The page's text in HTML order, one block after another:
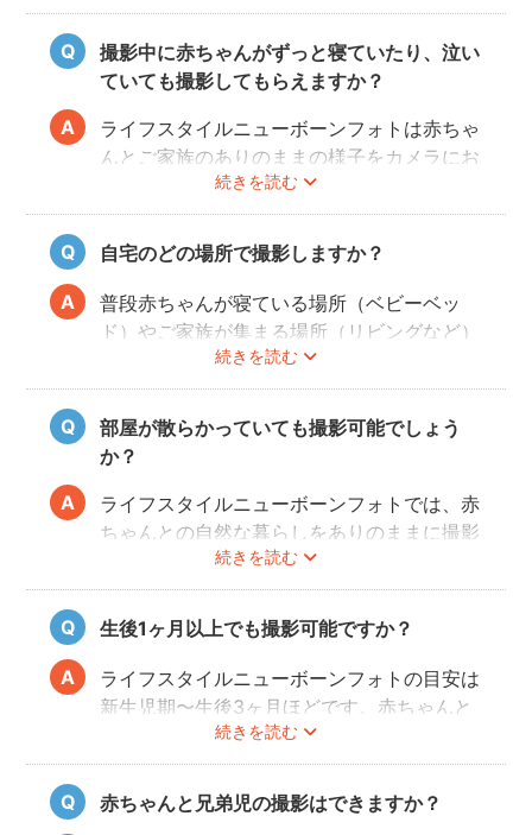
赤ちゃんもお母さんも、おうちに戻ってから
の生活リズムがまだ整わないうえ、授乳・お
むつ替え・ねんねのタイミングは赤ちゃんに
よってそれぞれです。 日時を決めるのが難
しい場合、フォトグラファーへ予約時間をご
相談ください。
撮影中に赤ちゃんがずっと寝ていたり、泣い
ていても撮影してもらえますか？
続きを読む
ライフスタイルニューボーンフォトは赤ちゃ
んとご家族のありのままの様子をカメラにお
さめます。そのため、寝ていたり、泣いてい
てもそのまま撮影をしていきます。生まれた
ての赤ちゃんの寝顔、元気いっぱいの泣き顔
など、ぜひご家族の記念として残すことをお
すすめします！
自宅のどの場所で撮影しますか？
続きを読む
普段赤ちゃんが寝ている場所（ベビーベッ
ド）やご家族が集まる場所（リビングなど）
を中心に撮影します。撮影可能な場所や、撮
影NGの場所については事前にフォトグラフ
ァーと打ち合わせをお願いします。
部屋が散らかっていても撮影可能でしょう
か？
続きを読む
ライフスタイルニューボーンフォトでは、赤
ちゃんとの自然な暮らしをありのままに撮影
します。ご自身が気にならなければ、掃除や
片付けは必ずしも必要ではありません。も
し、お部屋の様子が気になる場合は、事前に
お部屋を整えていただきますようお願いしま
す。フォトグラファーが片付けなどをお手伝
いすること、撮影当日に片付けのお時間をと
ることはできかねることご承知ください。
生後1ヶ月以上でも撮影可能ですか？
続きを読む
ライフスタイルニューボーンフォトの目安は
新生児期〜生後3ヶ月ほどです。赤ちゃんと
の生活リズムが整い、お気持ちにも余裕がで
てきたタイミングでぜひお気軽にフォトグラ
ファーへご相談ください！
赤ちゃんと兄弟児の撮影はできますか？